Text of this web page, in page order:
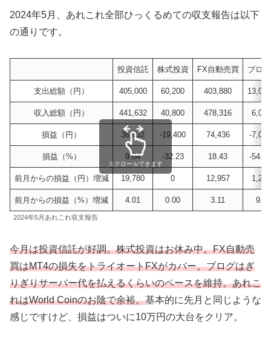
2024年5月、あれこれ全部ひっくるめての収支報告は以下
の通りです。
投資信託 株式投資 FX自動売買 ブログ
支出総額（円） 405,000 60,200 403,880 13,068
収入総額（円） 441,632 40,800 478,316 6,000
損益（円） 36,632 -19,400 74,436 -7,068
損益（%） 9.04 -32.23 18.43 -54.09
前月からの損益（円）増減 19,780 0 12,957 1,200
前月からの損益（%）増減 4.01 0.00 3.11 9.18
スクロールできます
2024年5月あれこれ収支報告
今月は投資信託が好調。株式投資はお休み中。FX自動売
買はMT4の損失をトライオートFXがカバー。ブログはぎ
りぎりサーバー代を払えるくらいのペースを維持。あれこ
れはWorld Coinのお陰で余裕。基本的に先月と同じような
感じですけど、損益はついに10万円の大台をクリア。